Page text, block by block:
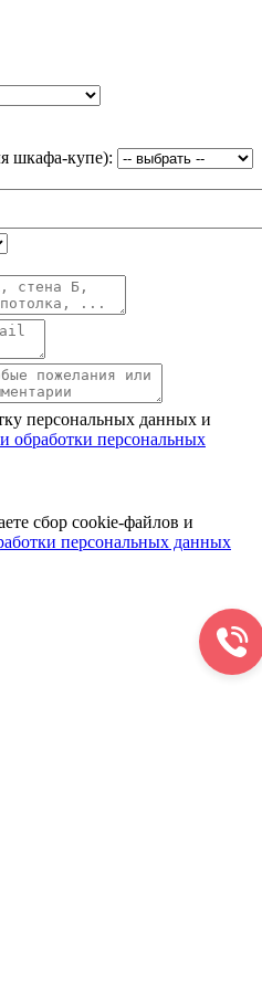
шкафа-купе):
персональных данных и
обработки персональных
сбор cookie-файлов и
персональных данных